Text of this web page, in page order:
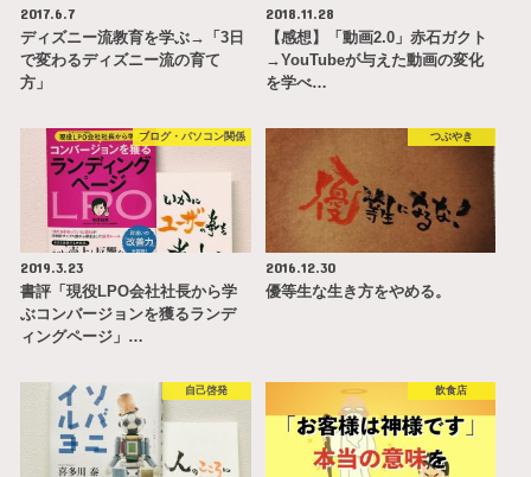
2017.6.7
ディズニー流教育を学ぶ→「3日
で変わるディズニー流の育て
方」
2018.11.28
【感想】「動画2.0」赤石ガクト
→YouTubeが与えた動画の変化
を学べ…
ブログ・パソコン関係
2019.3.23
書評「現役LPO会社社長から学
ぶコンバージョンを獲るランデ
ィングページ」…
つぶやき
2016.12.30
優等生な生き方をやめる。
自己啓発 飲食店